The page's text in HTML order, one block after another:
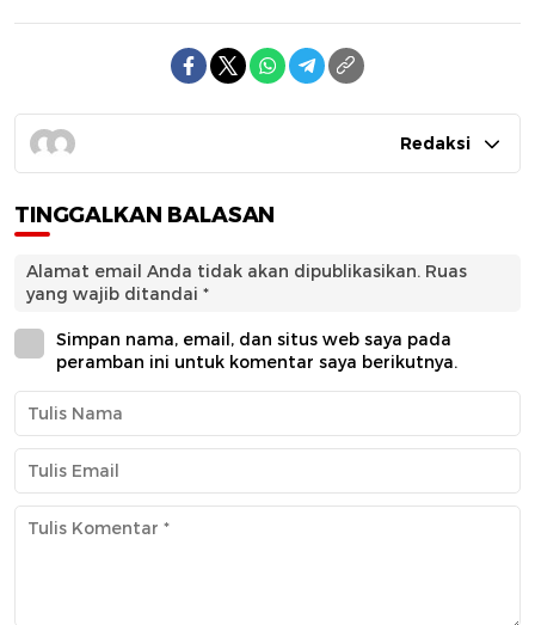
Redaksi
TINGGALKAN BALASAN
Alamat email Anda tidak akan dipublikasikan. Ruas
yang wajib ditandai *
Simpan nama, email, dan situs web saya pada
peramban ini untuk komentar saya berikutnya.